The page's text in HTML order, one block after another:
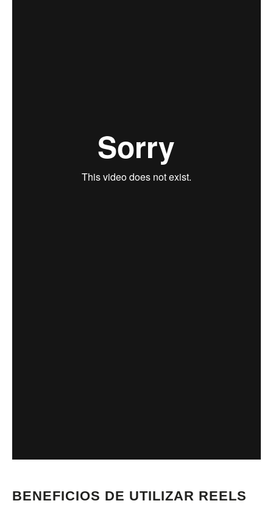
BENEFICIOS DE UTILIZAR REELS